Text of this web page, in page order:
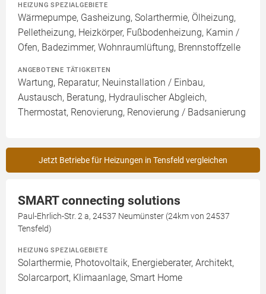
HEIZUNG SPEZIALGEBIETE
Wärmepumpe, Gasheizung, Solarthermie, Ölheizung,
Pelletheizung, Heizkörper, Fußbodenheizung, Kamin /
Ofen, Badezimmer, Wohnraumlüftung, Brennstoffzelle
ANGEBOTENE TÄTIGKEITEN
Wartung, Reparatur, Neuinstallation / Einbau,
Austausch, Beratung, Hydraulischer Abgleich,
Thermostat, Renovierung, Renovierung / Badsanierung
Jetzt Betriebe für Heizungen in Tensfeld vergleichen
SMART connecting solutions
Paul-Ehrlich-Str. 2 a, 24537 Neumünster (24km von 24537
Tensfeld)
HEIZUNG SPEZIALGEBIETE
Solarthermie, Photovoltaik, Energieberater, Architekt,
Solarcarport, Klimaanlage, Smart Home